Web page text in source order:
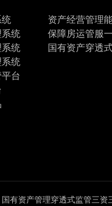
统
统
统
台
资产经营管理
保障房运管服
国有资产穿透
国有资产管理穿透式监管三资